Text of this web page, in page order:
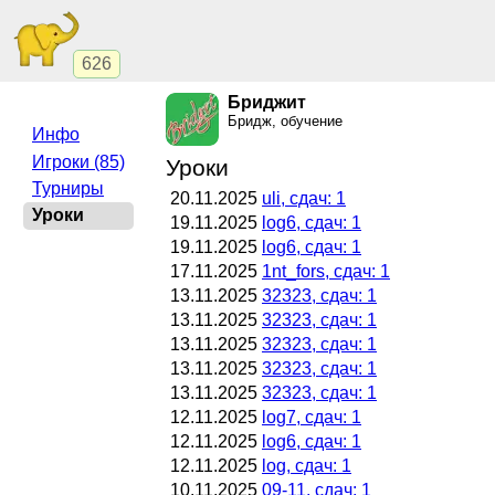
626
Бриджит
Бридж, обучение
Уроки
20.11.2025 uli, сдач: 1
19.11.2025 log6, сдач: 1
19.11.2025 log6, сдач: 1
17.11.2025 1nt_fors, сдач: 1
13.11.2025 32323, сдач: 1
13.11.2025 32323, сдач: 1
13.11.2025 32323, сдач: 1
13.11.2025 32323, сдач: 1
13.11.2025 32323, сдач: 1
12.11.2025 log7, сдач: 1
12.11.2025 log6, сдач: 1
12.11.2025 log, сдач: 1
10.11.2025 09-11, сдач: 1
Инфо
Игроки (85)
Турниры
Уроки